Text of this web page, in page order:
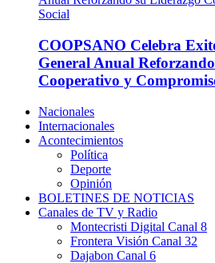
COOPSANO Celebra
General Anual
Cooperativo y
Nacionales
Internacionales
Acontecimientos
Política
Deporte
Opinión
BOLETINES DE NOTICIAS
Canales de TV y Radio
Montecristi Digital Canal 8
Frontera Visión Canal 32
Dajabon Canal 6